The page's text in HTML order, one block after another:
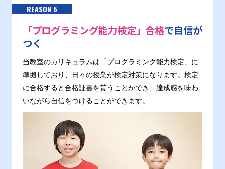
REASON 5
「プログラミング能力検定」合格で自信が
つく
当教室のカリキュラムは「プログラミング能力検定」に
準拠しており、日々の授業が検定対策になります。検定
に合格すると合格証書を貰うことができ、達成感を味わ
いながら自信をつけることができます。